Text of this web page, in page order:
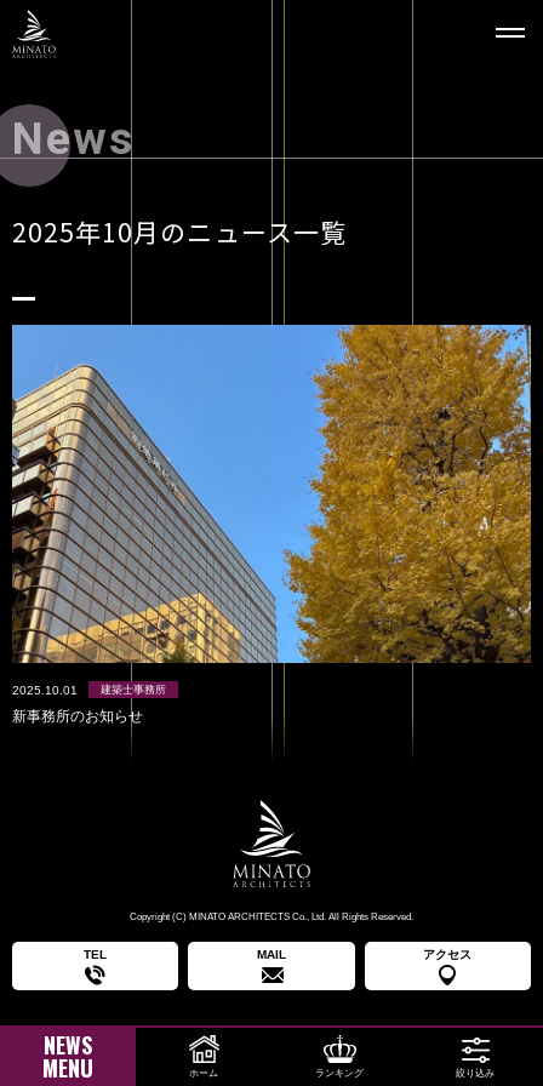
Top
Concept
Works
Video
News
2025年10月のニュース一覧
2025.10.01 建築士事務所
新事務所のお知らせ
NEWS
MENU ホーム ランキング 絞り込み
Copyright (C) MINATO ARCHITECTS Co., Ltd. All Rights Reserved.
TEL MAIL アクセス